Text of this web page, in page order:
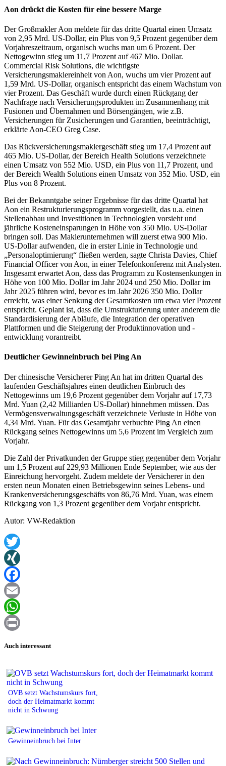
Aon drückt die Kosten für eine bessere Marge
Der Großmakler Aon meldete für das dritte Quartal einen Umsatz
von 2,95 Mrd. US-Dollar, ein Plus von 9,5 Prozent gegenüber dem
Vorjahreszeitraum, organisch wuchs man um 6 Prozent. Der
Nettogewinn stieg um 11,7 Prozent auf 467 Mio. Dollar.
Commercial Risk Solutions, die wichtigste
Versicherungsmaklereinheit von Aon, wuchs um vier Prozent auf
1,59 Mrd. US-Dollar, organisch entspricht das einem Wachstum von
vier Prozent. Das Geschäft wurde durch einen Rückgang der
Nachfrage nach Versicherungsprodukten im Zusammenhang mit
Fusionen und Übernahmen und Börsengängen, wie z.B.
Versicherungen für Zusicherungen und Garantien, beeinträchtigt,
erklärte Aon-CEO Greg Case.
Das Rückversicherungsmaklergeschäft stieg um 17,4 Prozent auf
465 Mio. US-Dollar, der Bereich Health Solutions verzeichnete
einen Umsatz von 552 Mio. USD, ein Plus von 11,7 Prozent, und
der Bereich Wealth Solutions einen Umsatz von 352 Mio. USD, ein
Plus von 8 Prozent.
Bei der Bekanntgabe seiner Ergebnisse für das dritte Quartal hat
Aon ein Restrukturierungsprogramm vorgestellt, das u.a. einen
Stellenabbau und Investitionen in Technologien vorsieht und
jährliche Kosteneinsparungen in Höhe von 350 Mio. US-Dollar
bringen soll. Das Maklerunternehmen will zuerst etwa 900 Mio.
US-Dollar aufwenden, die in erster Linie in Technologie und
„Personaloptimierung“ fließen werden, sagte Christa Davies, Chief
Financial Officer von Aon, in einer Telefonkonferenz mit Analysten.
Insgesamt erwartet Aon, dass das Programm zu Kostensenkungen in
Höhe von 100 Mio. Dollar im Jahr 2024 und 250 Mio. Dollar im
Jahr 2025 führen wird, bevor es im Jahr 2026 350 Mio. Dollar
erreicht, was einer Senkung der Gesamtkosten um etwa vier Prozent
entspricht. Geplant ist, dass die Umstrukturierung unter anderem die
Standardisierung der Abläufe, die Integration der operativen
Plattformen und die Steigerung der Produktinnovation und -
entwicklung vorantreibt.
Deutlicher Gewinneinbruch bei Ping An
Der chinesische Versicherer Ping An hat im dritten Quartal des
laufenden Geschäftsjahres einen deutlichen Einbruch des
Nettogewinns um 19,6 Prozent gegenüber dem Vorjahr auf 17,73
Mrd. Yuan (2,42 Milliarden US-Dollar) hinnehmen müssen. Das
Vermögensverwaltungsgeschäft verzeichnete Verluste in Höhe von
4,34 Mrd. Yuan. Für das Gesamtjahr verbuchte Ping An einen
Rückgang seines Nettogewinns um 5,6 Prozent im Vergleich zum
Vorjahr.
Die Zahl der Privatkunden der Gruppe stieg gegenüber dem Vorjahr
um 1,5 Prozent auf 229,93 Millionen Ende September, wie aus der
Einreichung hervorgeht. Zudem meldete der Versicherer in den
ersten neun Monaten einen Betriebsgewinn seines Lebens- und
Krankenversicherungsgeschäfts von 86,76 Mrd. Yuan, was einem
Rückgang von 1,3 Prozent gegenüber dem Vorjahr entspricht.
Autor: VW-Redaktion
Twitter
XING
Facebook
Email
WhatsApp
Auch interessant
OVB setzt Wachstumskurs fort,
doch der Heimatmarkt kommt
nicht in Schwung
Gewinneinbruch bei Inter